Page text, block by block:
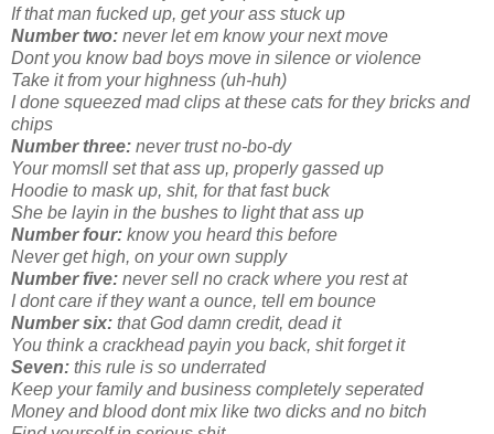
If that man fucked up, get your ass stuck up
Number two: never let em know your next move
Dont you know bad boys move in silence or violence
Take it from your highness (uh-huh)
I done squeezed mad clips at these cats for they bricks and
chips
Number three: never trust no-bo-dy
Your momsll set that ass up, properly gassed up
Hoodie to mask up, shit, for that fast buck
She be layin in the bushes to light that ass up
Number four: know you heard this before
Never get high, on your own supply
Number five: never sell no crack where you rest at
I dont care if they want a ounce, tell em bounce
Number six: that God damn credit, dead it
You think a crackhead payin you back, shit forget it
Seven: this rule is so underrated
Keep your family and business completely seperated
Money and blood dont mix like two dicks and no bitch